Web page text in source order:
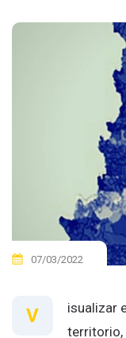
07/03/2022
V
isualizar
territorio,